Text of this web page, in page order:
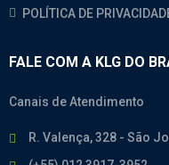
POLÍTICA DE
FALE COM A KLG DO
Canais de Atendimento
R. Valença, 328 - São